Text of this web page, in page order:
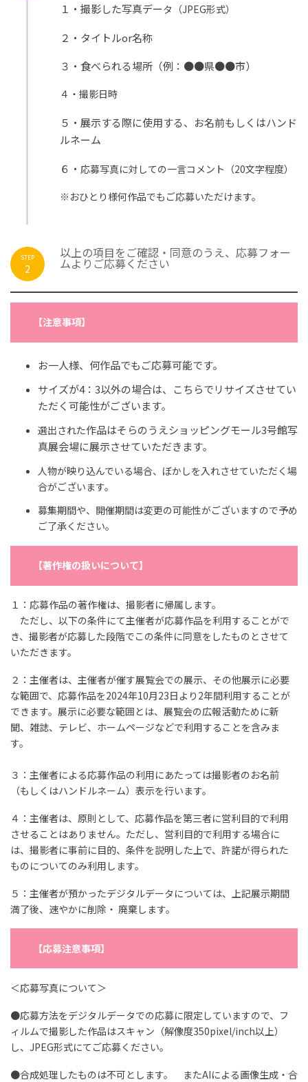
１・撮影した写真データ（JPEG形式）
２・タイトルor名称
３・食べられる場所（例：●●県●●市）
４・撮影日時
５・展示する際に使用する、お名前もしくはハンド
ルネーム
６・ 応募写真に対しての一言コメント（20文字程度）
※おひとり様何作品でもご応募いただけます。
以上の項目をご確認・同意のうえ、応募フォー
ムよりご応募ください
STEP
2
【注意事項】
お一人様、何作品でもご応募可能です。
サイズが4：3以外の場合は、こちらでリサイズさせてい
ただく可能性がございます。
選出された作品はそらのうえショッピングモール3号館写
真展会場に展示させていただきます。
人物が映り込んでいる場合、ぼかしを入れさせていただく場
合がございます。
募集期間や、開催期間は変更の可能性がございますので予め
ご了承ください。
【著作権の扱いについて】
１：応募作品の著作権は、撮影者に帰属します。 ​
ただし、以下の条件にて主催者が応募作品を利用することがで
き、撮影者が応募した段階でこの条件に同意をしたものとさせて
いただきます。​
​２：主催者は、主催者が催す展覧会での展示、その他展示に必要
な範囲で、応募作品を2024年10月23日より2年間利用することが
できます。展示に必要な範囲とは、展覧会の広報活動ために新
聞、雑誌、テレビ、ホームページなどで利用することを含みま
す。​
３：主催者による応募作品の利用にあたっては撮影者のお名前
（もしくはハンドルネーム）表示を行います。​
​４：主催者は、原則として、応募作品を第三者に営利目的で利用
させることはありません。ただし、営利目的で利用する場合に
は、撮影者に事前に目的、条件を説明した上で、許諾が得られた
ものについてのみ利用します。​
​５：主催者が預かったデジタルデータについては、上記展示期間
満了後、速やかに削除・ 廃棄します。
【応募注意事項】
＜応募写真について＞​
●応募方法をデジタルデータでの応募に限定していますので、フ
ィルムで撮影した作品はスキャン（解像度350pixel/inch以上）
し、JPEG形式にてご応募ください。​
●合成処理したものは不可とします。 またAIによる画像生成・合